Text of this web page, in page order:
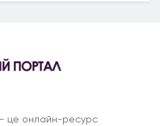
це онлайн-ресурс